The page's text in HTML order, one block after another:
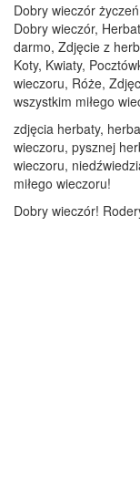
Dobry wieczór
Dobry wieczór,
darmo, Zdjęcie z
Koty, Kwiaty,
wieczoru, Róże,
wszystkim miłego
zdjęcia herbaty,
wieczoru, pysznej
wieczoru,
miłego wieczoru!
Dobry wieczór!